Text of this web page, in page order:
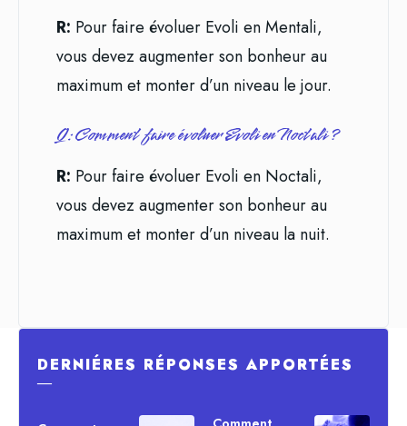
R: Pour faire évoluer Evoli en Mentali,
vous devez augmenter son bonheur au
maximum et monter d’un niveau le jour.
Q: Comment faire évoluer Evoli en Noctali ?
R: Pour faire évoluer Evoli en Noctali,
vous devez augmenter son bonheur au
maximum et monter d’un niveau la nuit.
DERNIÉRES RÉPONSES APPORTÉES
―